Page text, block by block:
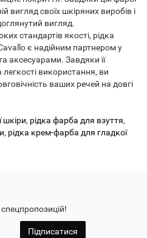
вигляд своїх шкіряних виробів і
вигляд.
стандартів якості, рідка
є надійним партнером у
аксесуарами. Завдяки її
використання, ви
ваших речей на довгі
шкіри, рідка фарба для взуття,
, рідка крем-фарба для гладкої
Підписатися